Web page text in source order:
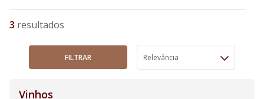
3
FILTRAR Relevância
Vinhos